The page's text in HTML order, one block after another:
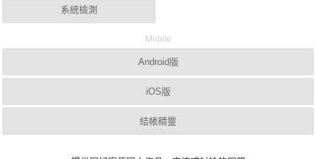
系統檢測
Mobile
Android版
iOS版
結帳精靈